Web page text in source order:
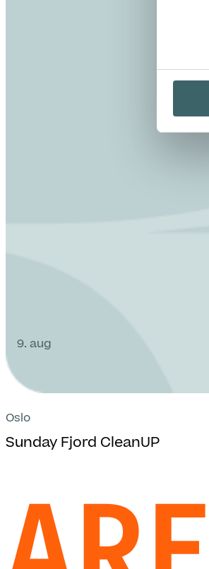
9. aug
Oslo
Sunday Fjord CleanUP